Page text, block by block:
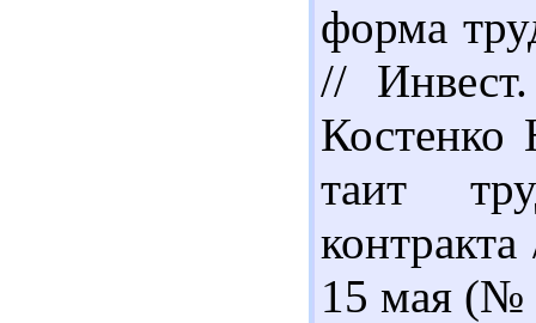
форма
//
Костенко
таит
15 мая (№